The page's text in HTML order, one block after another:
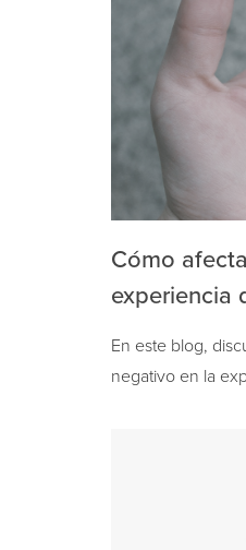
Cómo
experiencia
En este blog,
negativo en la